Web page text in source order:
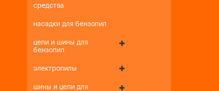
средства
насадки для бензопил
цепи и шины для
бензопил
электропилы
шины и цепи для